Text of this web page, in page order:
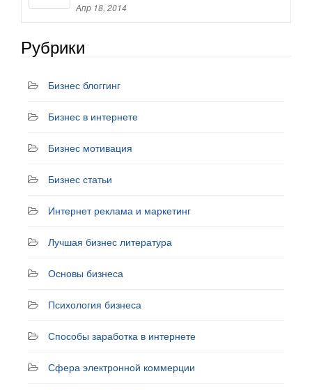
Апр 18, 2014
Рубрики
Бизнес блоггинг
Бизнес в интернете
Бизнес мотивация
Бизнес статьи
Интернет реклама и маркетинг
Лучшая бизнес литература
Основы бизнеса
Психология бизнеса
Способы заработка в интернете
Сфера электронной коммерции